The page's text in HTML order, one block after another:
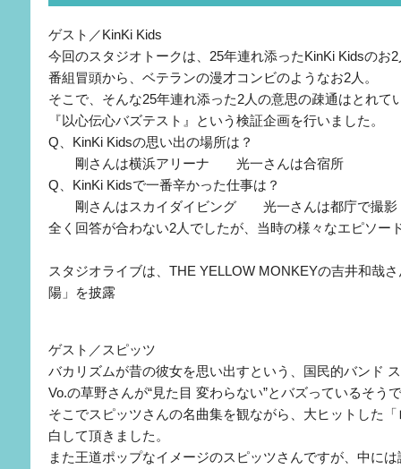
ゲスト／KinKi Kids
今回のスタジオトークは、25年連れ添ったKinKi Kidsのお
番組冒頭から、ベテランの漫才コンビのようなお2人。
そこで、そんな25年連れ添った2人の意思の疎通はとれて
『以心伝心バズテスト』という検証企画を行いました。
Q、KinKi Kidsの思い出の場所は？
剛さんは横浜アリーナ 光一さんは合宿所
Q、KinKi Kidsで一番辛かった仕事は？
剛さんはスカイダイビング 光一さんは都庁で撮影
全く回答が合わない2人でしたが、当時の様々なエピソー
スタジオライブは、THE YELLOW MONKEYの吉井和哉
陽」を披露
ゲスト／スピッツ
バカリズムが昔の彼女を思い出すという、国民的バンド
Vo.の草野さんが“見た目 変わらない”とバズっているそう
そこでスピッツさんの名曲集を観ながら、大ヒットした
白して頂きました。
また王道ポップなイメージのスピッツさんですが、中に